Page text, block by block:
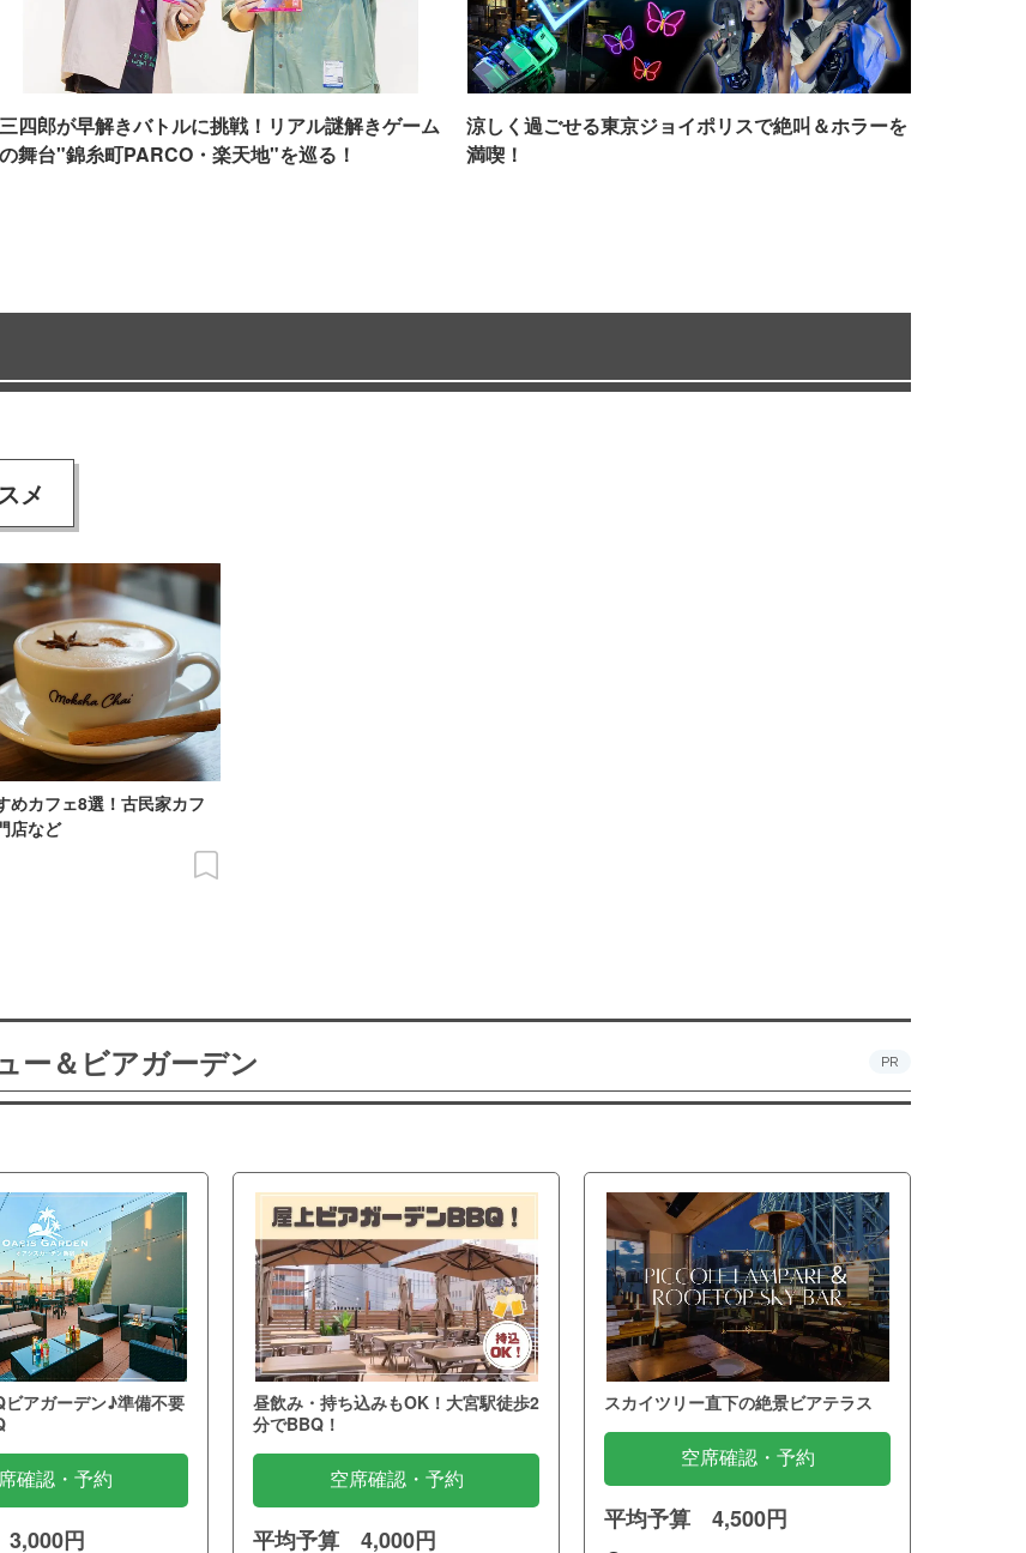
三四郎が早解きバトルに挑戦！リアル謎解きゲーム
の舞台"錦糸町PARCO・楽天地"を巡る！
涼しく過ごせる東京ジョイポリスで絶叫＆ホラーを
満喫！
メ
めカフェ8選！古民家カフ
店など
ー＆ビアガーデン PR
ビアガーデン♪準備不要
確認・予約
円
昼飲み・持ち込みもOK！大宮駅徒歩2
分でBBQ！
空席確認・予約
平均予算 4,000円
スカイツリー直下の絶景ビアテラス
空席確認・予約
平均予算 4,500円